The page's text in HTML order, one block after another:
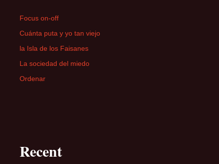
Focus on-off
Cuánta puta y yo tan viejo
la Isla de los Faisanes
La sociedad del miedo
Ordenar
Recent